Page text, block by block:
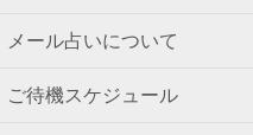
メール占いについて
ご待機スケジュール